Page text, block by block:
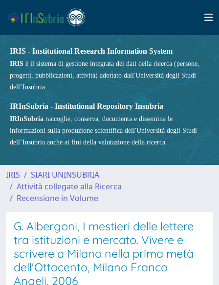
IRIS - Institutional Research Information System
IRIS è il sistema di gestione integrata dei dati della ricerca (persone,
progetti, pubblicazioni, attività) adottato dall'Università degli Studi
dell’Insubria.
IRInSubria - Institutional Repository Insubria
IRInSubria raccoglie, conserva, documenta e dissemina le
informazioni sulla produzione scientifica dell'Università degli Studi
dell’Insubria anche ai fini della valutazione della ricerca.
IRIS
SIARI UNINSUBRIA
Attività collegate alla Ricerca
Recensione in Volume
G. Albergoni, I mestieri delle lettere
tra istituzioni e mercato. Vivere e
scrivere a Milano nella prima metà
dell'Ottocento, Milano Franco
Angeli, 2006